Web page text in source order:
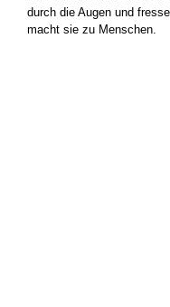
durch die Augen und
macht sie zu Menschen.